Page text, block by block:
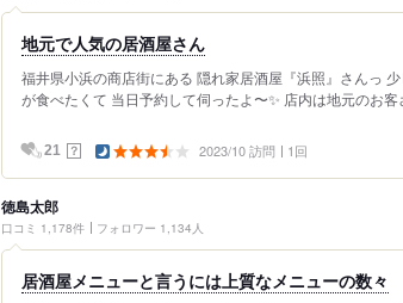
地元で人気の居酒屋さん
福井県小浜の商店街にある 隠れ家居酒屋『浜照』さんっ
が食べたくて 当日予約して伺ったよ〜✨ 店内は地元のお
21 ？ 2023/10 訪問 1回
徳島太郎
口コミ 1,178件 フォロワー 1,134人
居酒屋メニューと言うには上質なメニューの数々